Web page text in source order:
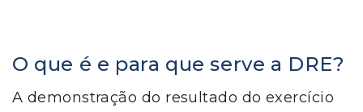
O que é e para que serve a DRE?
A demonstração do resultado do exercício